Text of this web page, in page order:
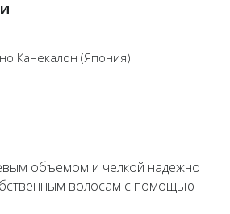
Канекалон (Япония)
объемом и челкой надежно
волосам с помощью